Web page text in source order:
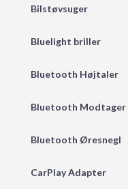
Bilstøvsuger
Bluelight briller
Bluetooth Højtaler
Bluetooth Modtager
Bluetooth Øresnegl
CarPlay Adapter